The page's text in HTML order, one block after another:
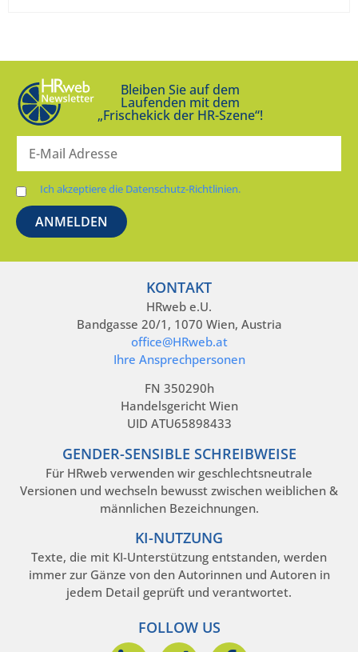
Bleiben Sie auf dem
Laufenden mit dem
„Frischekick der HR-Szene“!
Ich akzeptiere die Datenschutz-Richtlinien.
KONTAKT
HRweb e.U.
Bandgasse 20/1, 1070 Wien, Austria
office@HRweb.at
Ihre Ansprechpersonen
FN 350290h
Handelsgericht Wien
UID ATU65898433
GENDER-SENSIBLE SCHREIBWEISE
Für HRweb verwenden wir geschlechtsneutrale
Versionen und wechseln bewusst zwischen weiblichen &
männlichen Bezeichnungen.
KI-NUTZUNG
Texte, die mit KI-Unterstützung entstanden, werden
immer zur Gänze von den Autorinnen und Autoren in
jedem Detail geprüft und verantwortet.
FOLLOW US